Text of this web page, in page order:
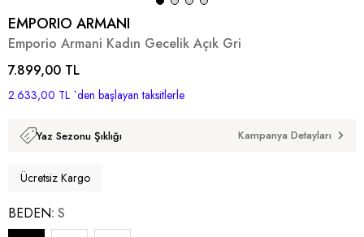
EMPORIO ARMANI
Emporio Armani Kadın Gecelik Açık Gri
7.899,00 TL
2.633,00 TL `den başlayan taksitlerle
Yaz Sezonu Şıklığı Kampanya Detayları
Ücretsiz Kargo
BEDEN S